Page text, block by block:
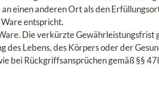
einen anderen Ort als den
entspricht.
Die verkürzte Gewährleistungsfrist
Lebens, des Körpers oder der
bei Rückgriffsansprüchen gemäß §§